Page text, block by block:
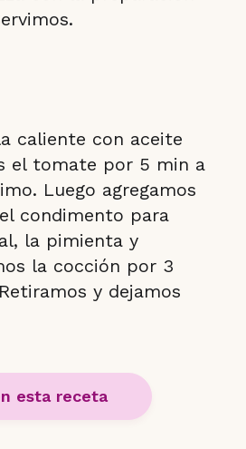
caliente con aceite
el tomate por 5 min a
Luego agregamos
condimento para
la pimienta y
la cocción por 3
y dejamos
esta receta